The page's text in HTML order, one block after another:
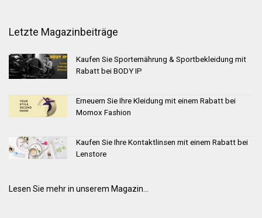
Letzte Magazinbeiträge
Kaufen Sie Sporternährung & Sportbekleidung mit
Rabatt bei BODY IP
Erneuern Sie Ihre Kleidung mit einem Rabatt bei
Momox Fashion
Kaufen Sie Ihre Kontaktlinsen mit einem Rabatt bei
Lenstore
Lesen Sie mehr in unserem Magazin...